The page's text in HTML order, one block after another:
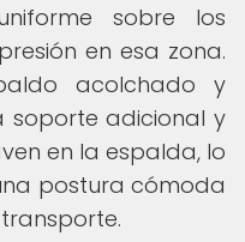
sobre los
en esa zona.
acolchado y
soporte adicional y
en la espalda, lo
postura cómoda